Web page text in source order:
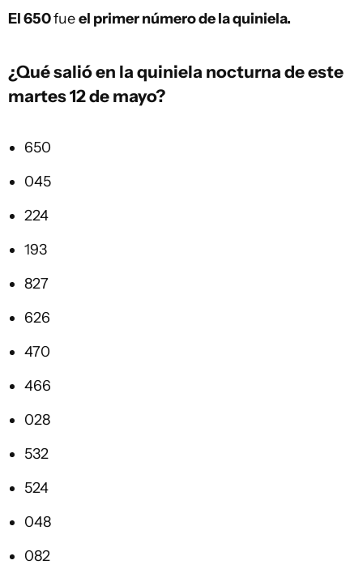
El 650fueel primer número de la quiniela.
¿Qué salió en laquiniela nocturna de este
martes 12 de mayo?
650
045
224
193
827
626
470
466
028
532
524
048
082